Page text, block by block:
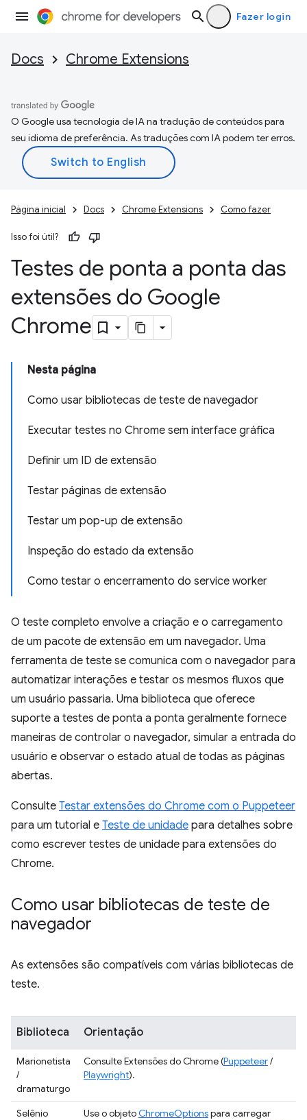
Fazer login
Docs Chrome Extensions
O Google usa tecnologia de IA na tradução de conteúdos para
seu idioma de preferência. As traduções com IA podem ter erros.
Página inicial Docs Chrome Extensions Como fazer
Isso foi útil?
Testes de ponta a ponta das
extensões do Google
Chrome
Nesta página
Como usar bibliotecas de teste de navegador
Executar testes no Chrome sem interface gráfica
Definir um ID de extensão
Testar páginas de extensão
Testar um pop-up de extensão
Inspeção do estado da extensão
Como testar o encerramento do service worker
O teste completo envolve a criação e o carregamento
de um pacote de extensão em um navegador. Uma
ferramenta de teste se comunica com o navegador para
automatizar interações e testar os mesmos fluxos que
um usuário passaria. Uma biblioteca que oferece
suporte a testes de ponta a ponta geralmente fornece
maneiras de controlar o navegador, simular a entrada do
usuário e observar o estado atual de todas as páginas
abertas.
Consulte Testar extensões do Chrome com o Puppeteer
para um tutorial e Teste de unidade para detalhes sobre
como escrever testes de unidade para extensões do
Chrome.
Como usar bibliotecas de teste de
navegador
As extensões são compatíveis com várias bibliotecas de
teste.
Biblioteca Orientação
Marionetista
/
dramaturgo
Consulte Extensões do Chrome (Puppeteer/
Playwright).
Selênio Use o objetoChromeOptionspara carregar